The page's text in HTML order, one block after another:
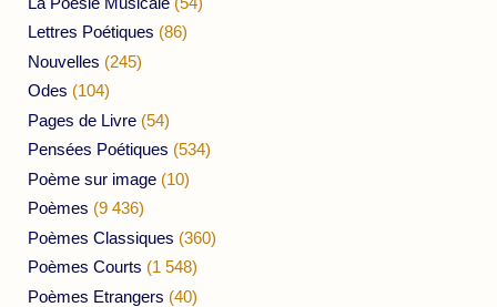
Lettres Poétiques (86)
Nouvelles (245)
Odes (104)
Pages de Livre (54)
Pensées Poétiques (534)
Poème sur image (10)
Poèmes (9 436)
Poèmes Classiques (360)
Poèmes Courts (1 548)
Poèmes Etrangers (40)